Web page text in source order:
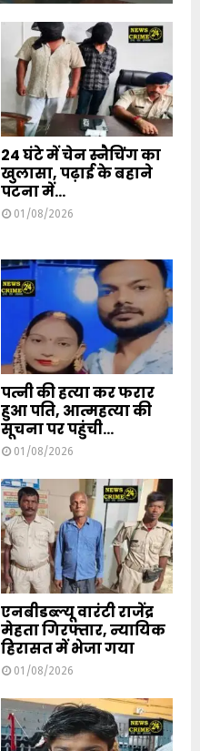
24 घंटे में चेन स्नैचिंग का
खुलासा, पढ़ाई के बहाने
पटना में...
01/08/2026
पत्नी की हत्या कर फरार
हुआ पति, आत्महत्या की
सूचना पर पहुंची...
01/08/2026
एनबीडब्ल्यू वारंटी राजेंद्र
मेहता गिरफ्तार, न्यायिक
हिरासत में भेजा गया
01/08/2026